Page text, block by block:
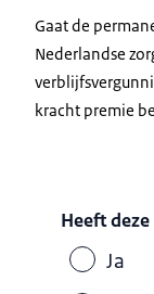
Gaat de
Nederlandse
kracht premie
Heeft
Ja